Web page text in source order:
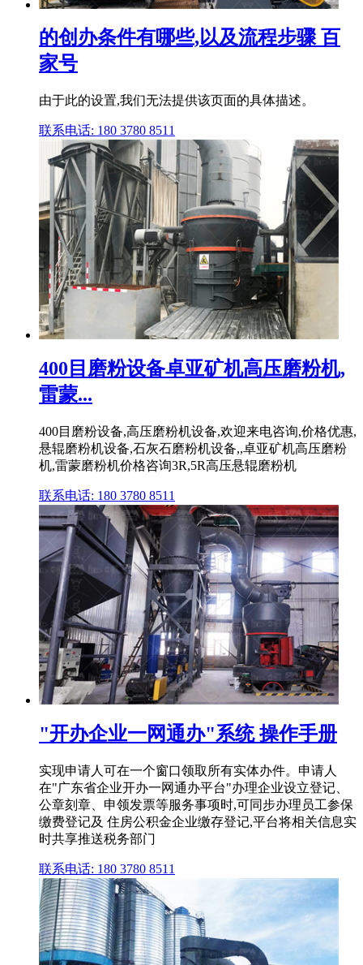
的创办条件有哪些,以及流程步骤 百
家号
由于此的设置,我们无法提供该页面的具体描述。
联系电话: 180 3780 8511
400目磨粉设备卓亚矿机高压磨粉机,
雷蒙...
400目磨粉设备,高压磨粉机设备,欢迎来电咨询,价格优惠,
悬辊磨粉机设备,石灰石磨粉机设备,,卓亚矿机高压磨粉
机,雷蒙磨粉机价格咨询3R,5R高压悬辊磨粉机
联系电话: 180 3780 8511
"开办企业一网通办"系统 操作手册
实现申请人可在一个窗口领取所有实体办件。申请人
在"广东省企业开办一网通办平台"办理企业设立登记、
公章刻章、申领发票等服务事项时,可同步办理员工参保
缴费登记及 住房公积金企业缴存登记,平台将相关信息实
时共享推送税务部门
联系电话: 180 3780 8511